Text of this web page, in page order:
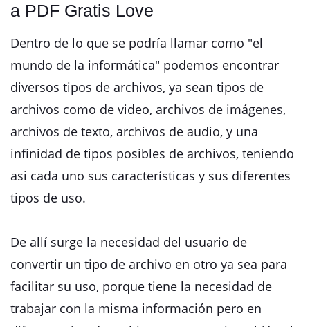
a PDF Gratis Love
Dentro de lo que se podría llamar como "el
mundo de la informática" podemos encontrar
diversos tipos de archivos, ya sean tipos de
archivos como de video, archivos de imágenes,
archivos de texto, archivos de audio, y una
infinidad de tipos posibles de archivos, teniendo
asi cada uno sus características y sus diferentes
tipos de uso.
De allí surge la necesidad del usuario de
convertir un tipo de archivo en otro ya sea para
facilitar su uso, porque tiene la necesidad de
trabajar con la misma información pero en